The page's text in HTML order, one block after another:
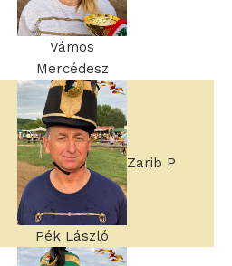
Vámos
Mercédesz
Pék László
Zarib P